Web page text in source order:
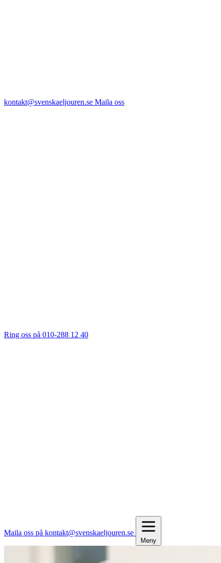
kontakt@svenskaeljouren.se Maila oss
Ring oss på 010-288 12 40
Maila oss på kontakt@svenskaeljouren.se
Meny